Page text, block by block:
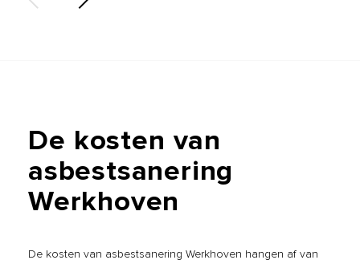
De kosten van
asbestsanering
Werkhoven
De kosten van asbestsanering Werkhoven hangen af van